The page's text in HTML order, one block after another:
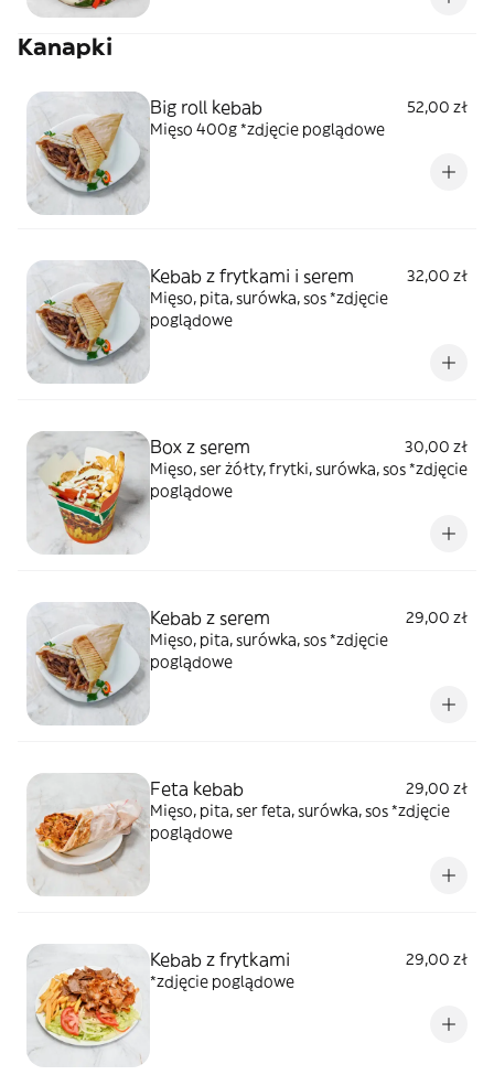
Kanapki
Big roll kebab
52,00 zł
Mięso 400g *zdjęcie poglądowe
Kebab z frytkami i serem
32,00 zł
Mięso, pita, surówka, sos *zdjęcie
poglądowe
Box z serem
30,00 zł
Mięso, ser żółty, frytki, surówka, sos *zdjęcie
poglądowe
Kebab z serem
29,00 zł
Mięso, pita, surówka, sos *zdjęcie
poglądowe
Feta kebab
29,00 zł
Mięso, pita, ser feta, surówka, sos *zdjęcie
poglądowe
Kebab z frytkami
29,00 zł
*zdjęcie poglądowe